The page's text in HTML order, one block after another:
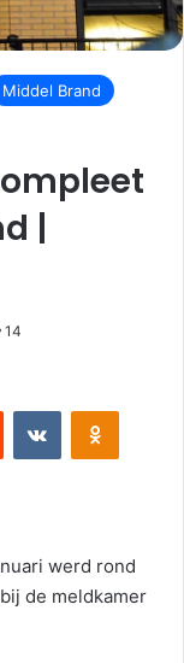
Middel Brand
|
14
VKontakte Odnoklassniki
werd rond
de meldkamer